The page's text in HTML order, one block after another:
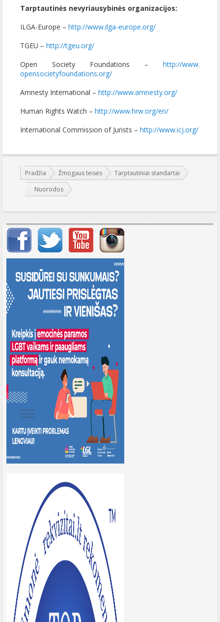
Tarptautinės nevyriausybinės organizacijos:
ILGA-Europe – http://www.ilga-europe.org/
TGEU – http://tgeu.org/
Open Society Foundations – http://www.
opensocietyfoundations.org/
Amnesty International – http://www.amnesty.org/
Human Rights Watch – http://www.hrw.org/en/
International Commission of Jurists – http://www.icj.org/
Jūs esate čia:
Pradžia Žmogaus teisės
Tarptautiniai standartai
Nuorodos
Svarbių įrašų meniu